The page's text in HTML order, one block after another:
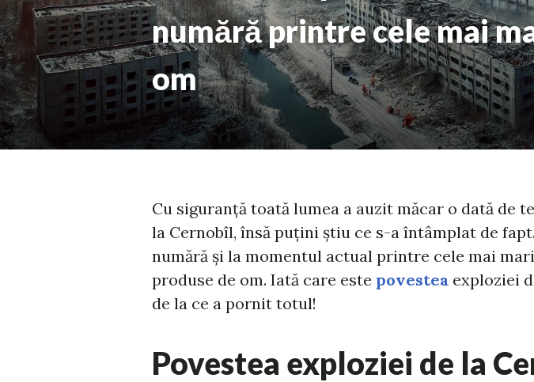
numără printre cele mai
om
Cu siguranță toată lumea a auzit măcar o dată de
la Cernobîl, însă puțini știu ce s-a întâmplat de
numără și la momentul actual printre cele mai
produse de om. Iată care este povestea exploziei
de la ce a pornit totul!
Povestea exploziei de la